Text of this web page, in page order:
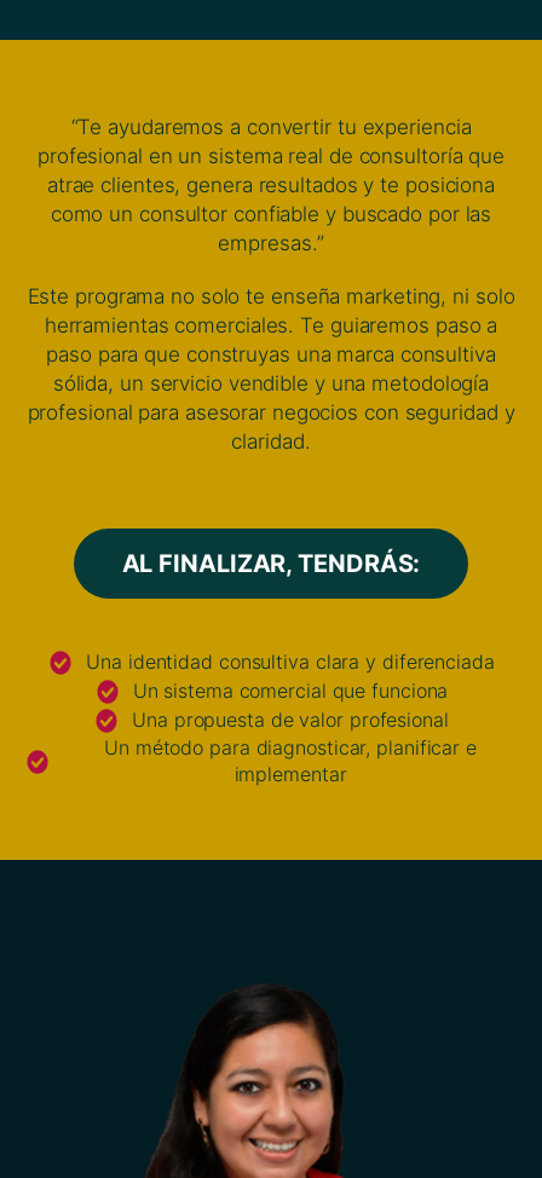
“Te ayudaremos a convertir tu experiencia
profesional en un sistema real de consultoría que
atrae clientes, genera resultados y te posiciona
como un consultor confiable y buscado por las
empresas.”
Este programa no solo te enseña marketing, ni solo
herramientas comerciales. Te guiaremos paso a
paso para que construyas una marca consultiva
sólida, un servicio vendible y una metodología
profesional para asesorar negocios con seguridad y
claridad.
AL FINALIZAR, TENDRÁS:
Una identidad consultiva clara y diferenciada
Un sistema comercial que funciona
Una propuesta de valor profesional
Un método para diagnosticar, planificar e
implementar